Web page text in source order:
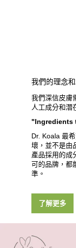
我們的理念
我們深信皮膚
人工成分和潛
"Ingredients
Dr. Koala 最
壞，並不是由
產品採用的成
可的品牌，都
準。
了解更多